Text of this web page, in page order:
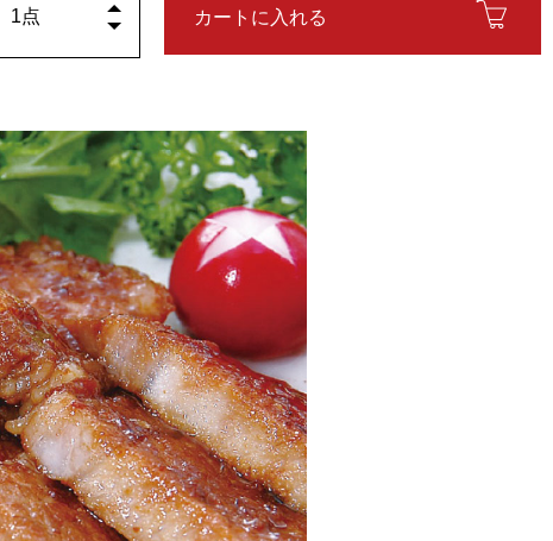
カートに入れる